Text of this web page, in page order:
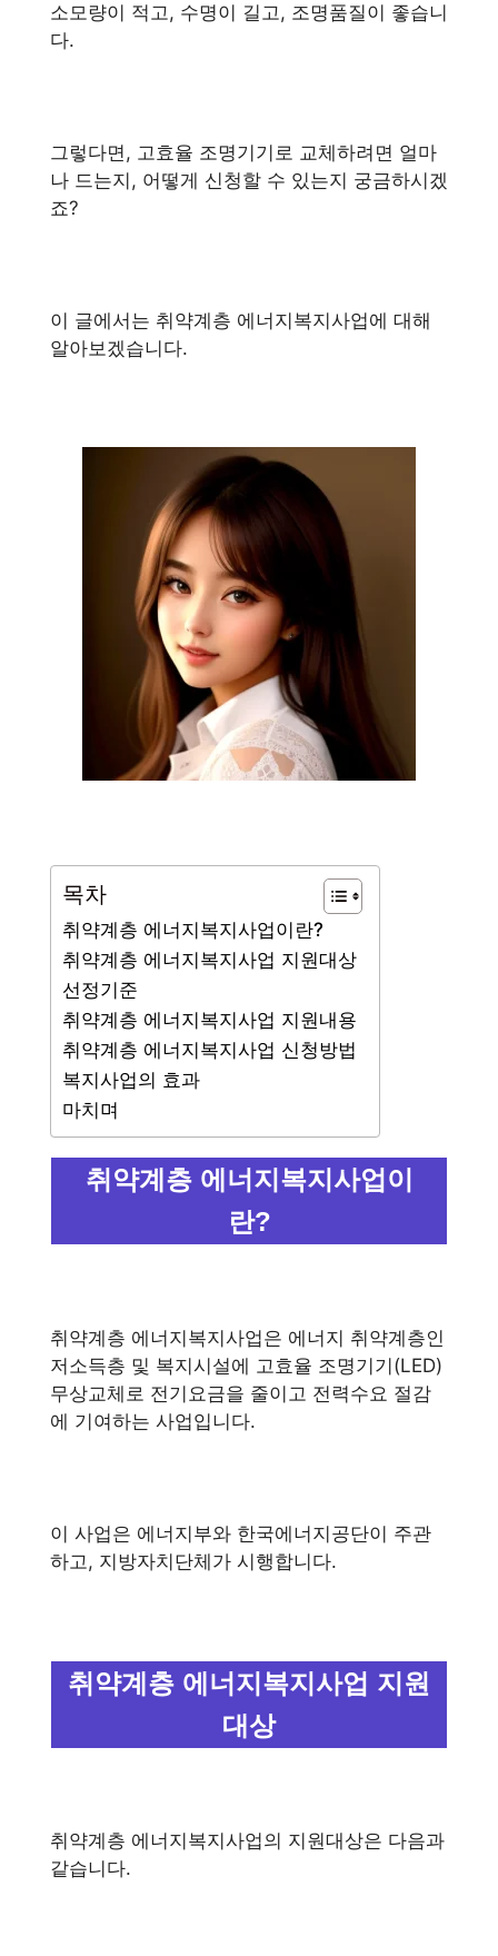
소모량이 적고, 수명이 길고, 조명품질이 좋습니
다.
그렇다면, 고효율 조명기기로 교체하려면 얼마
나 드는지, 어떻게 신청할 수 있는지 궁금하시겠
죠?
이 글에서는 취약계층 에너지복지사업에 대해
알아보겠습니다.
목차
취약계층 에너지복지사업이란?
취약계층 에너지복지사업 지원대상
선정기준
취약계층 에너지복지사업 지원내용
취약계층 에너지복지사업 신청방법
복지사업의 효과
마치며
취약계층 에너지복지사업이
란?
취약계층 에너지복지사업은 에너지 취약계층인
저소득층 및 복지시설에 고효율 조명기기(LED)
무상교체로 전기요금을 줄이고 전력수요 절감
에 기여하는 사업입니다.
이 사업은 에너지부와 한국에너지공단이 주관
하고, 지방자치단체가 시행합니다.
취약계층 에너지복지사업 지원
대상
취약계층 에너지복지사업의 지원대상은 다음과
같습니다.